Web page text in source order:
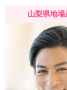
山梨県地